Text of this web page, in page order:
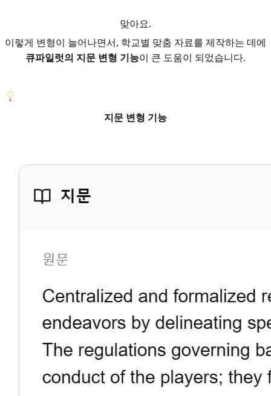
맞아요.
이렇게 변형이 늘어나면서, 학교별 맞춤 자료를 제작하는 데에
큐파일럿의 지문 변형 기능이 큰 도움이 되었습니다.
지문 변형 기능